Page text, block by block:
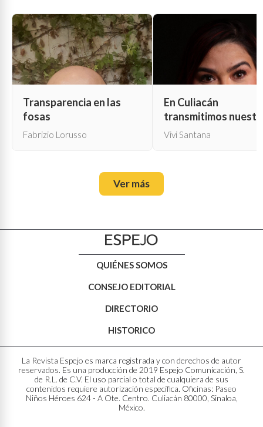
Transparencia en las
fosas
Fabrizio Lorusso
En Culiacán
transmitimos
propia muerte
Vivi Santana
Ver más
QUIÉNES SOMOS
CONSEJO EDITORIAL
DIRECTORIO
HISTORICO
La Revista Espejo es marca registrada y con derechos de autor
reservados. Es una producción de 2019 Espejo Comunicación, S.
de R.L. de C.V. El uso parcial o total de cualquiera de sus
contenidos requiere autorización específica. Oficinas: Paseo
Niños Héroes 624 - A Ote. Centro. Culiacán 80000, Sinaloa,
México.